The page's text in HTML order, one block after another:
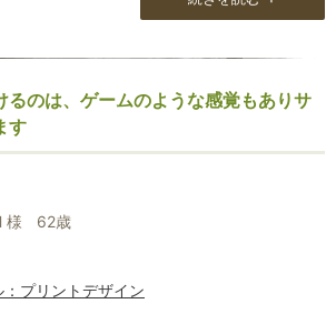
通り、小さく折りたたんでバッグに収納でき
のとは少しだけ異なりましたが、出逢った
ートを楽しみたいと思います。
敵なお店があったなんて・・・
。
るのは、ゲームのような感覚もありサ
す
様 62歳
プリントデザイン